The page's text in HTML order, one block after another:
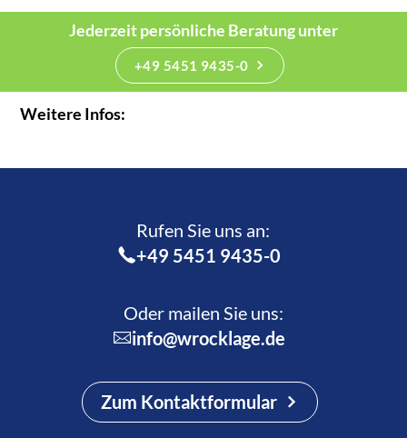
Jederzeit persönliche Beratung unter
+49 5451 9435-0
Weitere Infos:
Rufen Sie uns an:­
+49 5451 9435-0
Oder mailen Sie uns:
info@wrocklage.de
Zum Kontaktformular